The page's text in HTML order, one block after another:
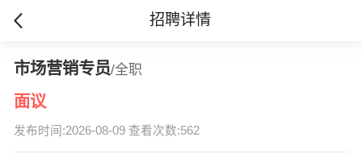
招聘详情
市场营销专员/全职
面议
发布时间:2026-08-09 查看次数:562